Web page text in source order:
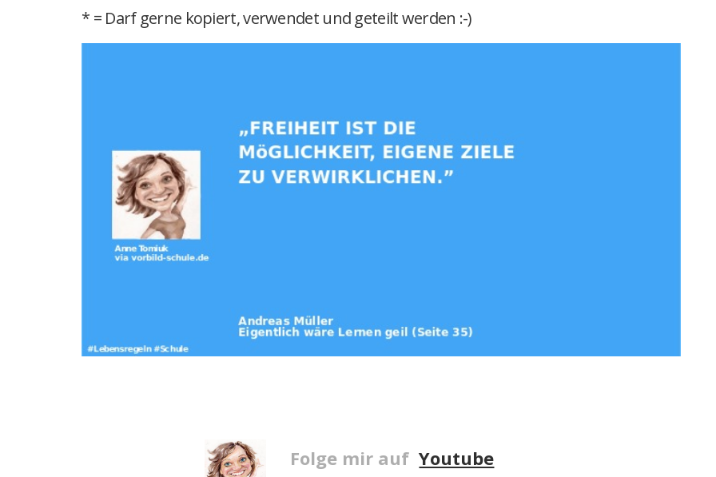
* = Darf gerne kopiert, verwendet und geteilt werden :-)
Folge mir auf Youtube